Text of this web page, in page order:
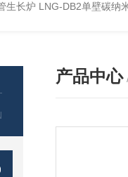
生长炉 LNG-DB2单壁碳纳
产品中心